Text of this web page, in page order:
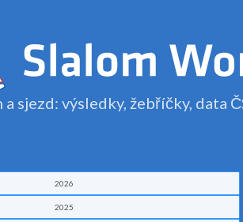
sjezd: výsledky, žebříčky, data
2026
2025